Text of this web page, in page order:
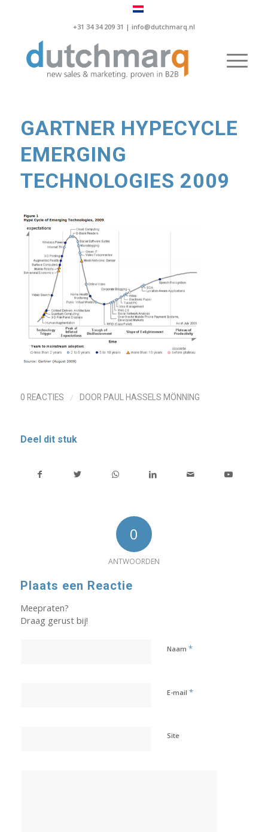
+31 34 34 209 31 | info@dutchmarq.nl
GARTNER HYPECYCLE
EMERGING
TECHNOLOGIES 2009
0 REACTIES / DOOR PAUL HASSELS MÖNNING
Deel dit stuk
0
ANTWOORDEN
Plaats een Reactie
Meepraten?
Draag gerust bij!
Naam *
E-mail *
Site